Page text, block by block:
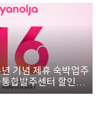
기념 제휴 숙박업주
합발주센터 할인쿠